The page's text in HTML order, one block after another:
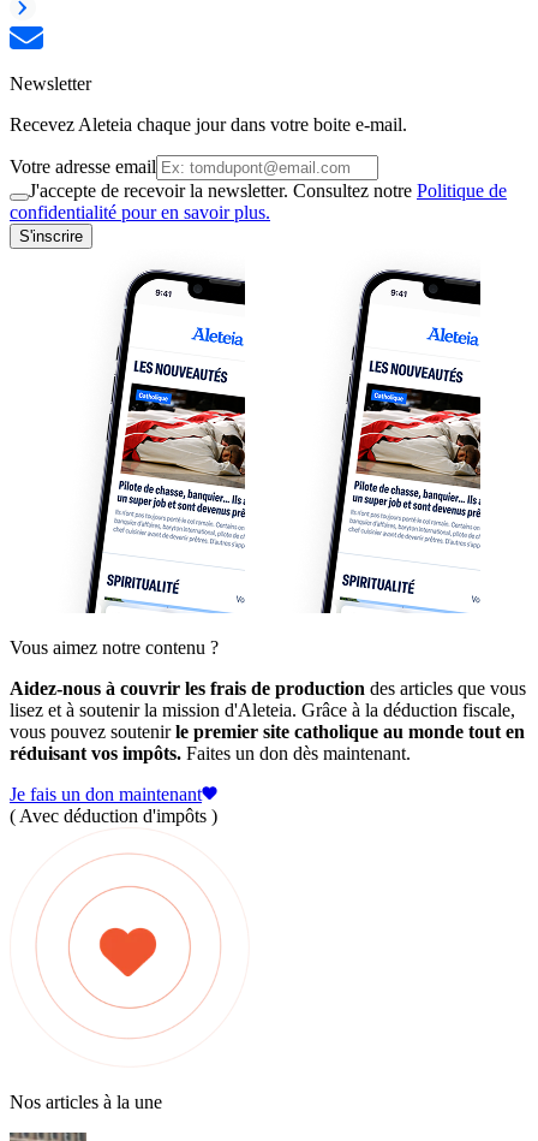
Newsletter
Recevez Aleteia chaque jour dans votre boite e-mail.
Votre adresse email
J'accepte de recevoir la newsletter. Consultez notre Politique de
confidentialité pour en savoir plus.
S'inscrire
Vous aimez notre contenu ?
Aidez-nous à couvrir les frais de production des articles que vous
lisez et à soutenir la mission d'Aleteia. Grâce à la déduction fiscale,
vous pouvez soutenirle premier site catholique au monde tout en
réduisant vos impôts. Faites un don dès maintenant.
Je fais un don maintenant
( Avec déduction d'impôts )
Nos articles à la une